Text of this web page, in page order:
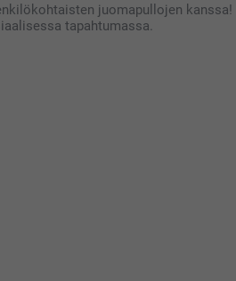
juomapullojen kanssa!
tapahtumassa.